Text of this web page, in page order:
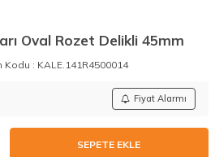
Oval Rozet Delikli 45mm
Kodu : KALE.141R4500014
Fiyat Alarmı
SEPETE EKLE